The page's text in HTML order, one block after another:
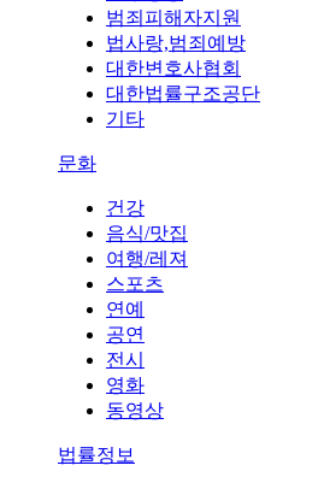
범죄피해자지원
법사랑,범죄예방
대한변호사협회
대한법률구조공단
기타
문화
건강
음식/맛집
여행/레져
스포츠
연예
공연
전시
영화
동영상
법률정보